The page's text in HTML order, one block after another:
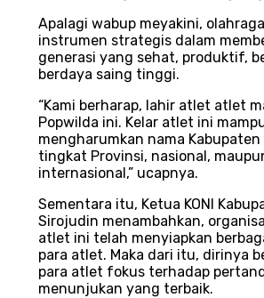
Apalagi wabup meyakini,
instrumen strategis dalam
generasi yang sehat, produktif,
berdaya saing tinggi.
“Kami berharap, lahir atlet atlet
Popwilda ini. Kelar atlet ini
mengharumkan nama Kabupaten
tingkat Provinsi, nasional,
internasional,” ucapnya.
Sementara itu, Ketua KONI
Sirojudin menambahkan,
atlet ini telah menyiapkan
para atlet. Maka dari itu, dirinya
para atlet fokus terhadap
menunjukan yang terbaik.